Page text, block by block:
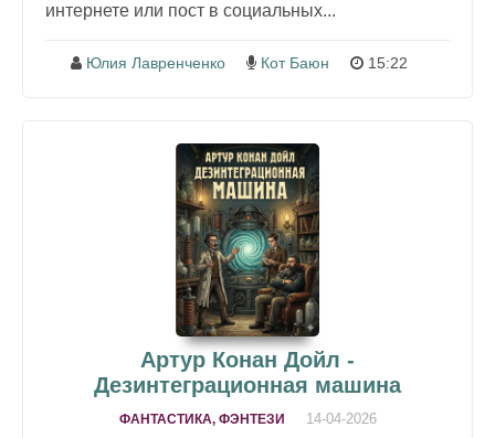
интернете или пост в социальных...
Юлия Лавренченко Кот Баюн 15:22
Артур Конан Дойл -
Дезинтеграционная машина
ФАНТАСТИКА, ФЭНТЕЗИ 14-04-2026